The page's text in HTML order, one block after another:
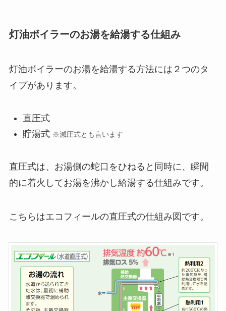
灯油ボイラーのお湯を給湯する仕組み
灯油ボイラーのお湯を給湯する方法には２つのタ
イプがあります。
直圧式
貯湯式 ※減圧式とも言います
直圧式は、お湯側の蛇口をひねると同時に、瞬間
的に着火してお湯を沸かし給湯する仕組みです。
こちらはエコフィールの直圧式の仕組み図です。